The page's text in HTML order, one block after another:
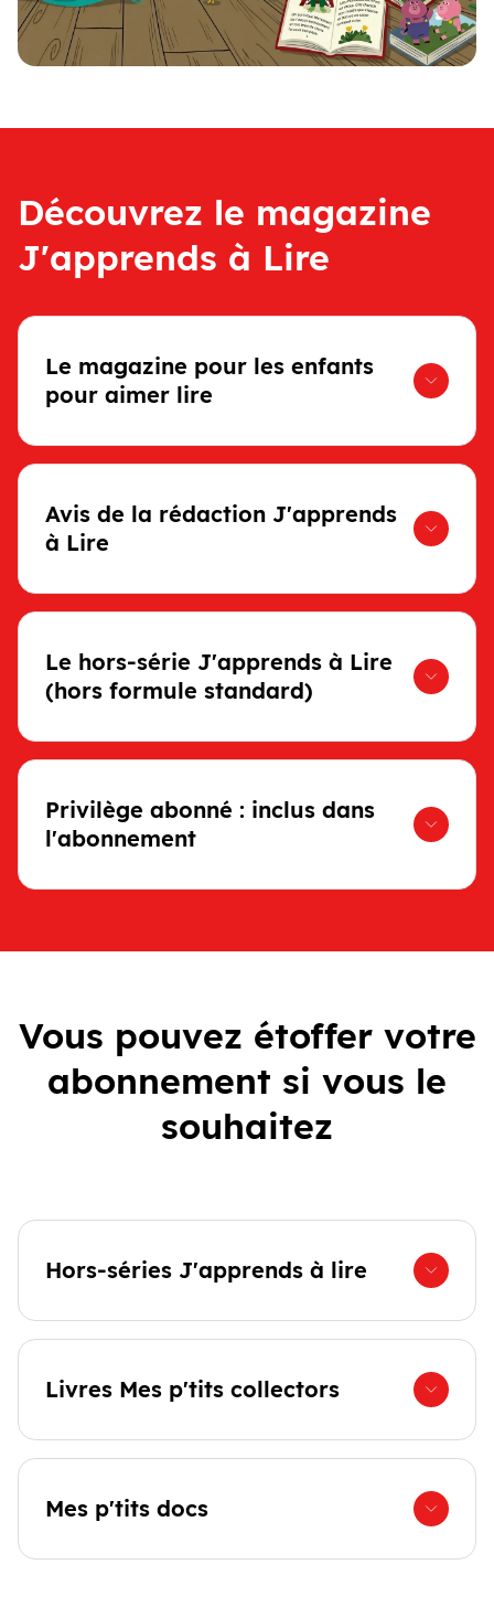
Découvrez le magazine
J'apprends à Lire
Le magazine pour les enfants
pour aimer lire
Avis de la rédaction J'apprends
à Lire
Le hors-série J'apprends à Lire
(hors formule standard)
Privilège abonné : inclus dans
l'abonnement
Vous pouvez étoffer votre
abonnement si vous le
souhaitez
Hors-séries J'apprends à lire
Livres Mes p'tits collectors
Mes p'tits docs